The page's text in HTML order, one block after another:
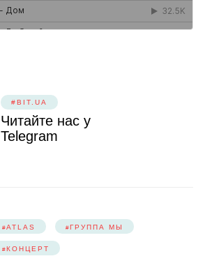
#BIT.UA
Читайте нас у
Telegram
ATLAS ГРУППА МЫ
КОНЦЕРТ